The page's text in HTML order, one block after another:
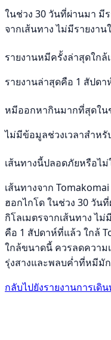
ในช่วง 30 วันที่ผ่านมา มี
จากเส้นทาง ไม่มีรายงา
รายงานหมีครั้งล่าสุดใก
รายงานล่าสุดคือ 1 สัปด
หมีออกหากินมากที่สุดใน
ไม่มีข้อมูลช่วงเวลาสำหรั
เส้นทางนี้ปลอดภัยหรือไ
เส้นทางจาก
ฮอกไกโด ในช่วง 30 วัน
กิโลเมตรจากเส้นทาง ไ
คือ 1 สัปดาห์ที่แล้ว ใกล้
ใกล้ขนาดนี้ ควรลดความ
รุ่งสางและพลบค่ำที่หมีมั
กลับไปยังรายงานการเดิน